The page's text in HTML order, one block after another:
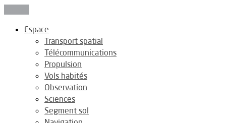
Espace
Transport spatial
Télécommunications
Propulsion
Vols habités
Observation
Sciences
Segment sol